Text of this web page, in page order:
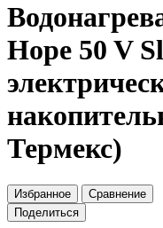
Hope 50 V
Термекс)
Избранное
Сравнение
Поделиться